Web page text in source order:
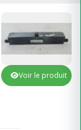
Voir le produit